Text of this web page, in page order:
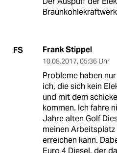
FS Frank Stippel
10.08.2017, 05:36 Uhr
Probleme haben
ich, die sich kein
und mit dem
kommen. Ich fahre
Jahre alten Golf
meinen
erreichen kann.
Euro 4 Diesel, der